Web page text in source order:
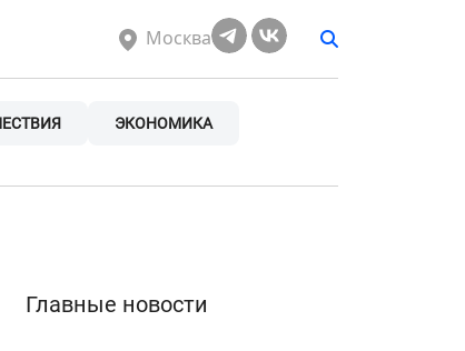
Москва
ЭКОНОМИКА
Главные новости